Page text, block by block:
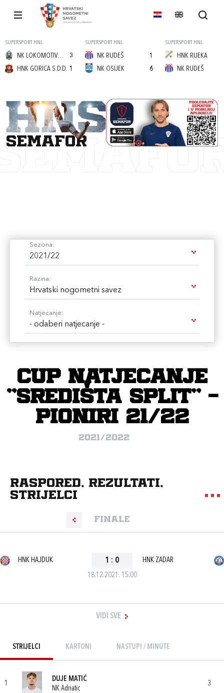
SUPERSPORT HNL
NK LOKOMOTIVA (Z)
3
1
HNK GORICA S.D.D.
SUPERSPORT HNL
NK RUDEŠ
1
6
NK OSIJEK
SUPERSPORT HNL
HNK RIJEKA
NK RUDEŠ
semafor
Sezona:
2021/22
Razina:
Hrvatski nogometni savez
Natjecanje:
- odaberi natjecanje -
CUP natjecanje
"SREDIŠTA SPLIT" -
Pioniri 21/22
2021/2022
Raspored, rezultati,
strijelci
Finale
18.12.2021. 15:00
HNK HAJDUK 1 : 0 HNK ZADAR
VIDI SVE
STRIJELCI KARTONI NASTUPI / MINUTE
1
DUJE MATIĆ
NK Adriatic
3